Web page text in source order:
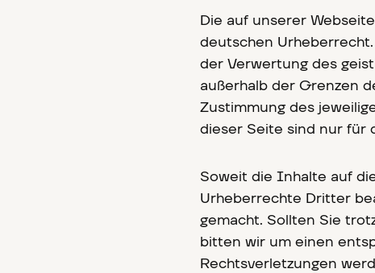
Die auf unserer
deutschen
der Verwertung des
außerhalb der Grenzen
Zustimmung des
dieser Seite sind nur für
Soweit die Inhalte auf
Urheberrechte Dritter
gemacht. Sollten Sie
bitten wir um einen
Rechtsverletzungen